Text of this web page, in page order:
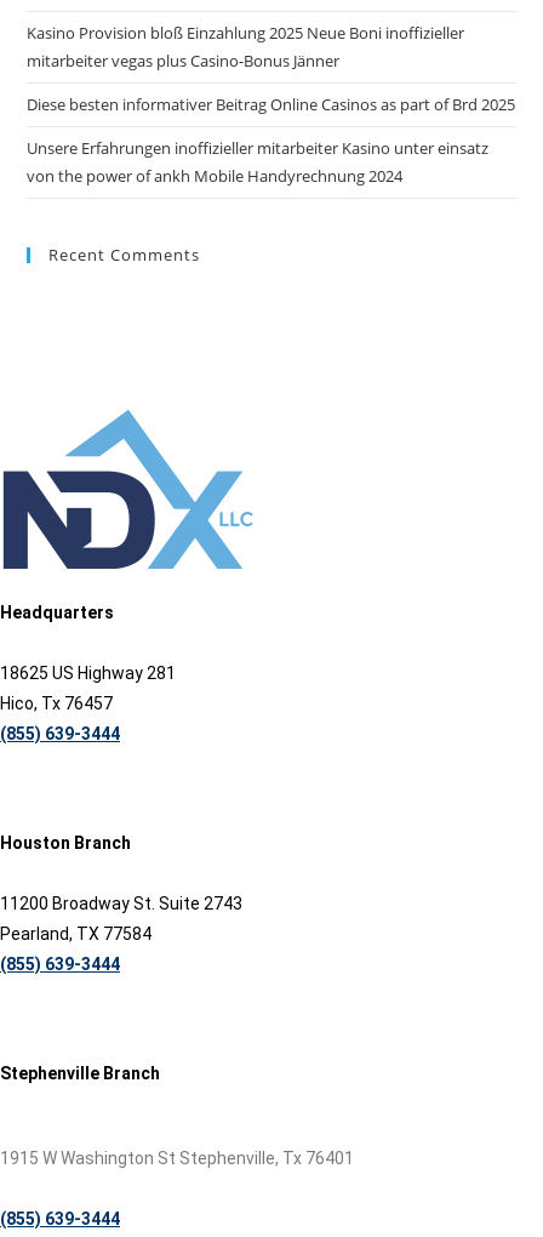
Kasino Provision bloß Einzahlung 2025 Neue Boni inoffizieller
mitarbeiter vegas plus Casino-Bonus Jänner
Diese besten informativer Beitrag Online Casinos as part of Brd 2025
Unsere Erfahrungen inoffizieller mitarbeiter Kasino unter einsatz
von the power of ankh Mobile Handyrechnung 2024
Recent Comments
Headquarters
18625 US Highway 281
Hico, Tx 76457
(855) 639-3444
Houston Branch
11200 Broadway St. Suite 2743
Pearland, TX 77584
(855) 639-3444
Stephenville Branch
1915 W Washington St Stephenville, Tx 76401
(855) 639-3444